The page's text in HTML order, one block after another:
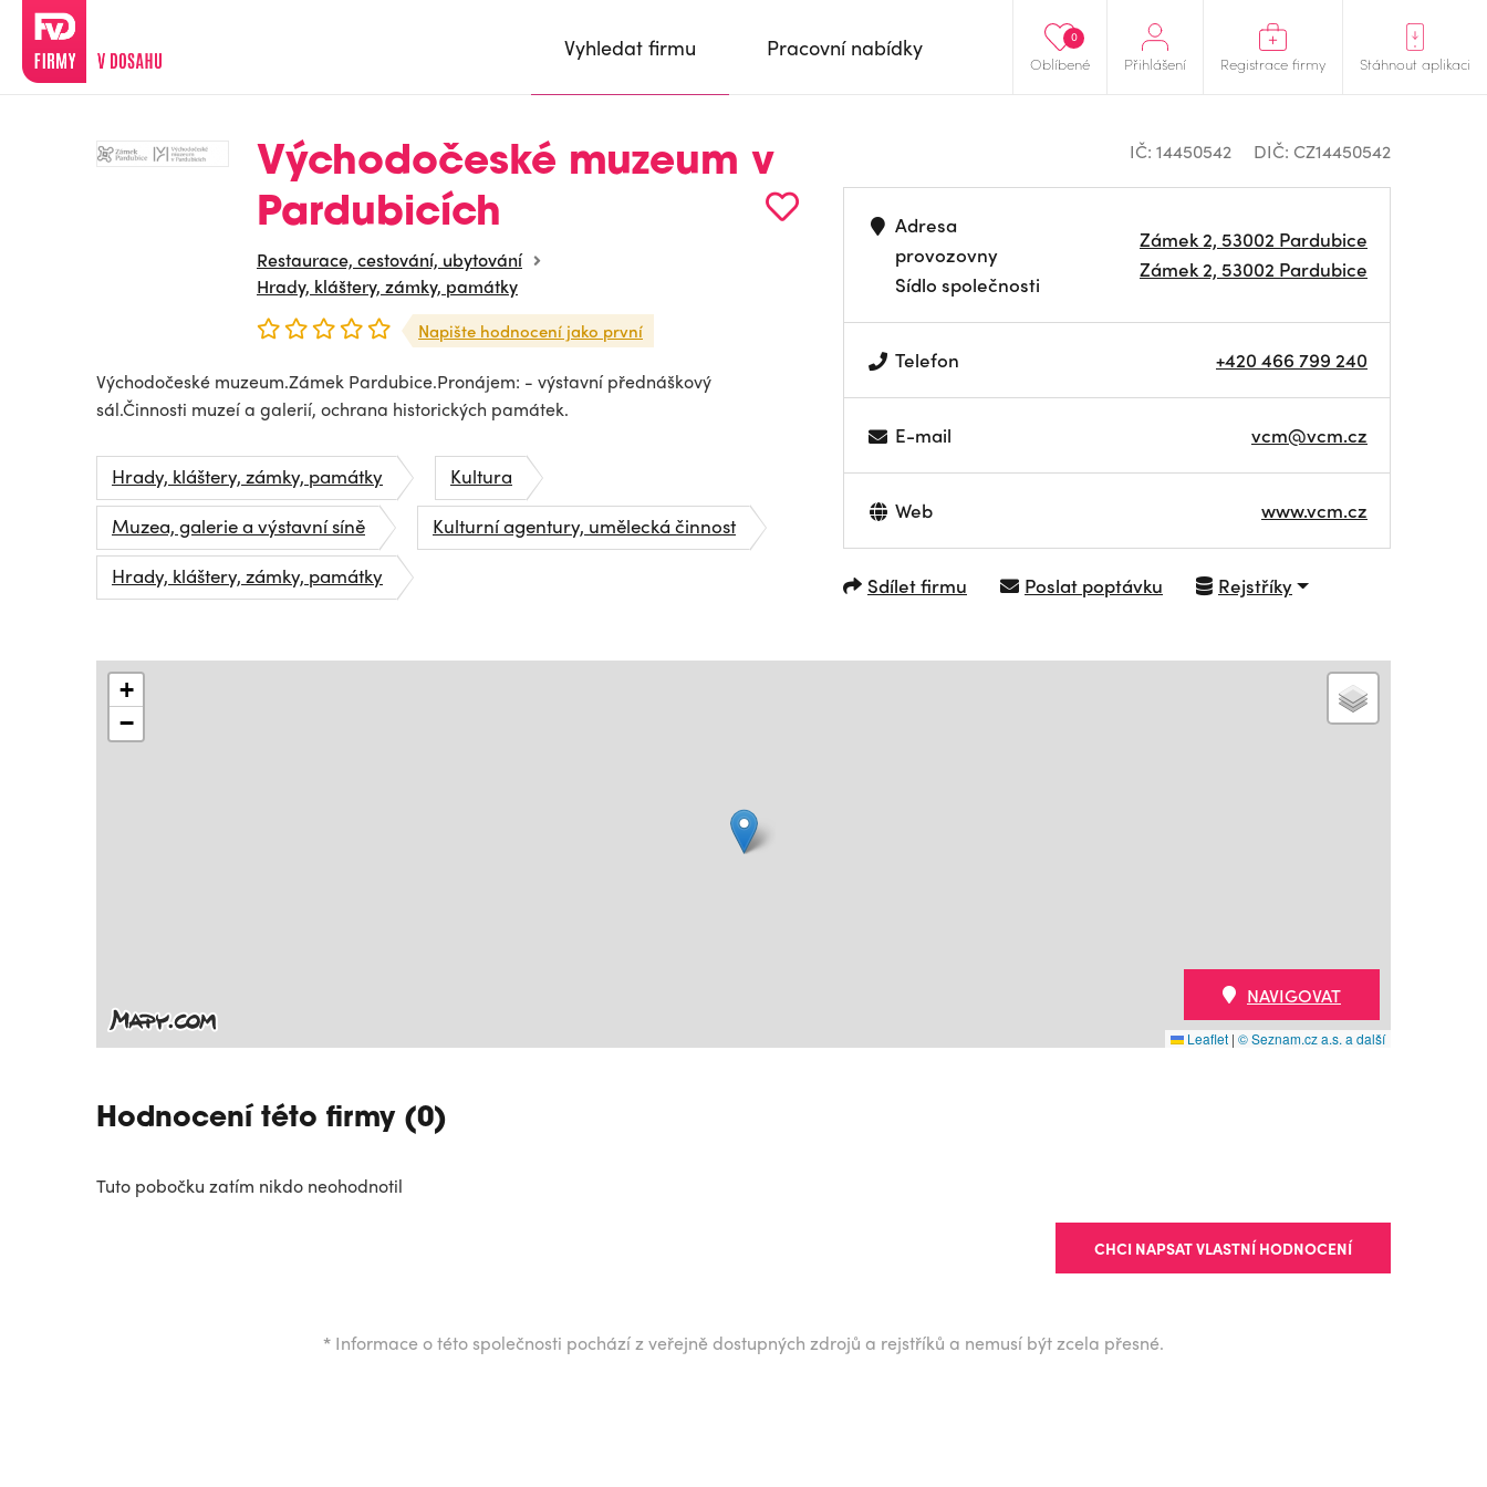
Oblíbené
0
Přihlášení Registrace firmy Stáhnout aplikaci
Vyhledat firmu Pracovní nabídky
Východočeské muzeum v
Pardubicích
Restaurace, cestování, ubytování
Hrady, kláštery, zámky, památky
Napište hodnocení jako první
Východočeské muzeum.Zámek Pardubice.Pronájem: - výstavní přednáškový
sál.Činnosti muzeí a galerií, ochrana historických památek.
Hrady, kláštery, zámky, památky
Kultura
Muzea, galerie a výstavní síně
Kulturní agentury, umělecká činnost
Hrady, kláštery, zámky, památky
IČ: 14450542 DIČ: CZ14450542
Adresa
provozovny
Sídlo společnosti
Zámek 2, 53002 Pardubice
Zámek 2, 53002 Pardubice
Telefon +420 466 799 240
E-mail vcm@vcm.cz
Web www.vcm.cz
Sdílet firmu Poslat poptávku Rejstříky
+
−
Leaflet | © Seznam.cz a.s. a další
NAVIGOVAT
Hodnocení této firmy (0)
Tuto pobočku zatím nikdo neohodnotil
CHCI NAPSAT VLASTNÍ HODNOCENÍ
* Informace o této společnosti pochází z veřejně dostupných zdrojů a rejstříků a nemusí být zcela přesné.